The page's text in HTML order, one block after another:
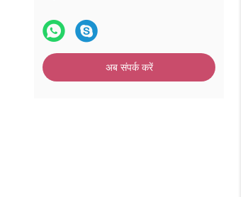
अब संपर्क करें